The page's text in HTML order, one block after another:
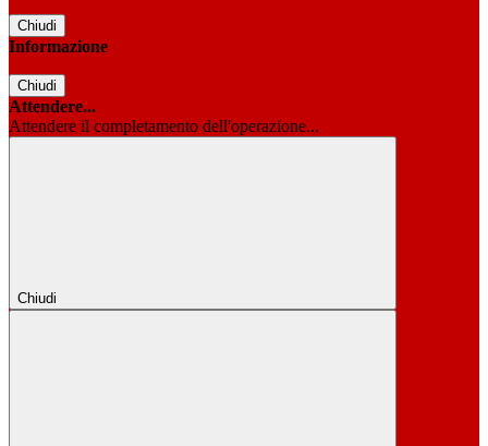
Chiudi
Informazione
Chiudi
Attendere...
Attendere il completamento dell'operazione...
Chiudi